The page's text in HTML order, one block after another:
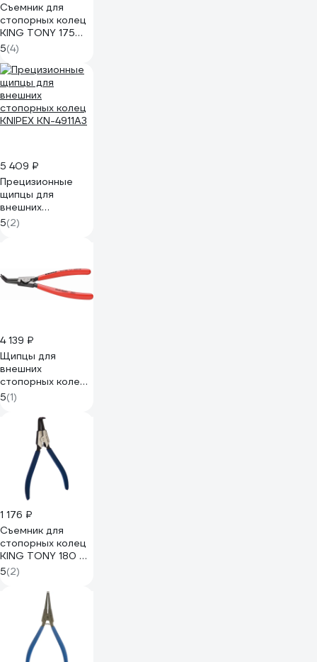
Съемник для
стопорных колец
KING TONY 175
мм, прямые,
разжатие 65SS-
07
5(4)
5 409 ₽
Прецизионные
щипцы для
внешних
стопорных колец
KNIPEX KN-4911A3
5(2)
4 139 ₽
Щипцы для
внешних
стопорных колец
KNIPEX KN-
4631A22
5(1)
1 176 ₽
Съемник для
стопорных колец
KING TONY 180 мм
загнутые,
разжатие 68SB-
5(2)